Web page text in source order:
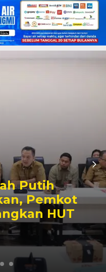
Pertandingan
Bola Mini
HUT ke-81 RI